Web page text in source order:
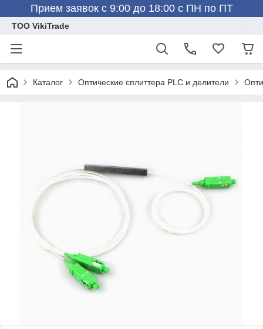
Прием заявок с 9:00 до 18:00 с ПН по ПТ
ТОО VikiTrade
Каталог Оптические сплиттера PLC и делители